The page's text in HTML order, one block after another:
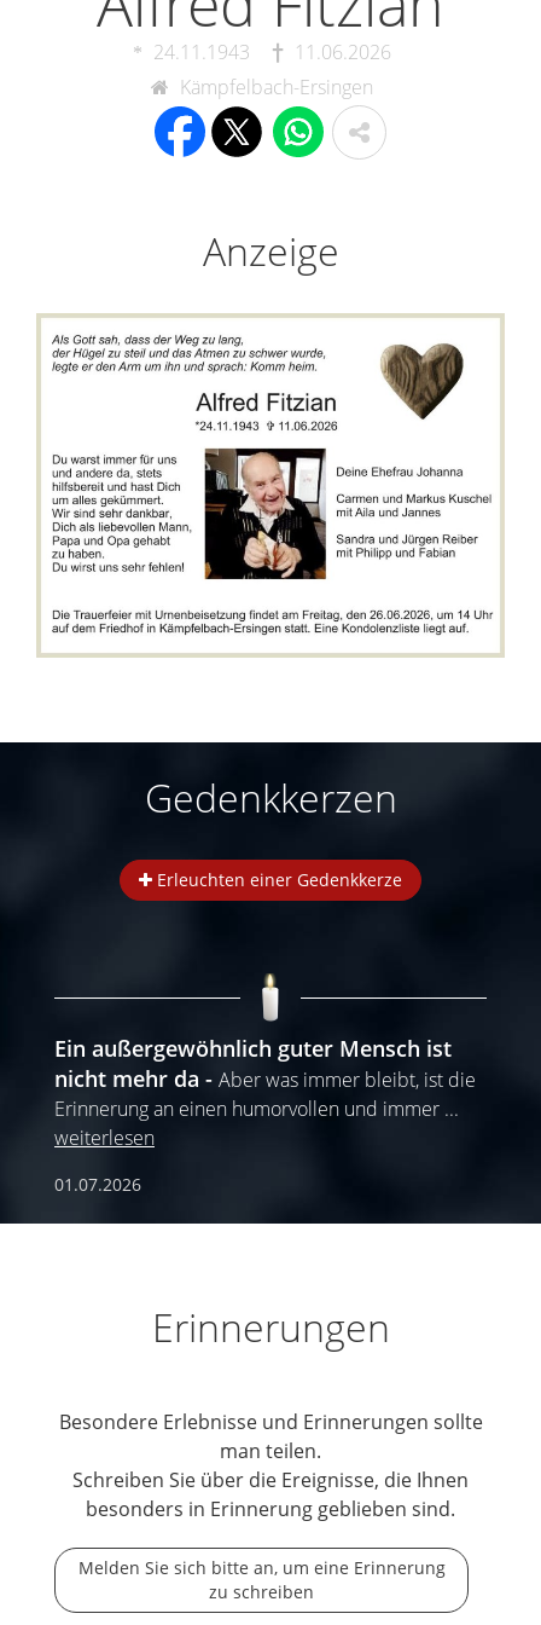
24.11.1943
11.06.2026
Kämpfelbach-Ersingen
Anzeige
Gedenkkerzen
Erleuchten einer Gedenkkerze
Ein außergewöhnlich guter Mensch ist
nicht mehr da
Aber was immer bleibt, ist die
Erinnerung an einen humorvollen und immer ...
weiterlesen
01.07.2026
Erinnerungen
Besondere Erlebnisse und Erinnerungen sollte
man teilen.
Schreiben Sie über die Ereignisse, die Ihnen
besonders in Erinnerung geblieben sind.
Melden Sie sich bitte an, um eine Erinnerung
zu schreiben